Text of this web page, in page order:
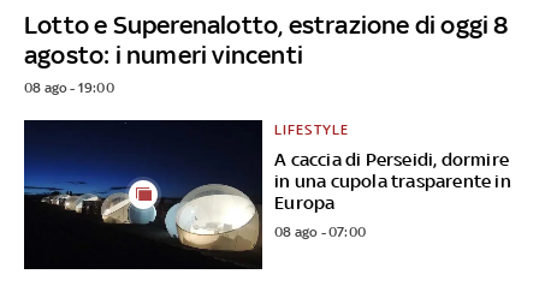
Lotto e Superenalotto, estrazione di oggi 8
agosto: i numeri vincenti
08 ago - 19:00
A caccia di Perseidi, dormire
in una cupola trasparente in
Europa
LIFESTYLE
08 ago - 07:00